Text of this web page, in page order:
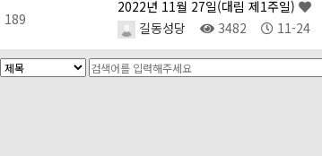
189
2022년 11월 27일(대림 제1주일)
길동성당
3482 11-24